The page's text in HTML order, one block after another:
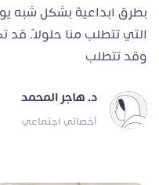
بطرق ابداعية بشكل شبه
التي تتطلب منا حلولًا. قد
وقد تتطلب
د. هاجر المحمد
أخصائي اجتماعي